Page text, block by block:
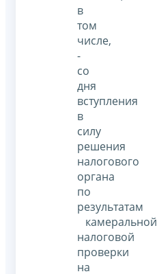
в
том
числе,
-
со
дня
вступления
в
силу
решения
налогового
органа
по
результатам
камеральной
налоговой
проверки
на